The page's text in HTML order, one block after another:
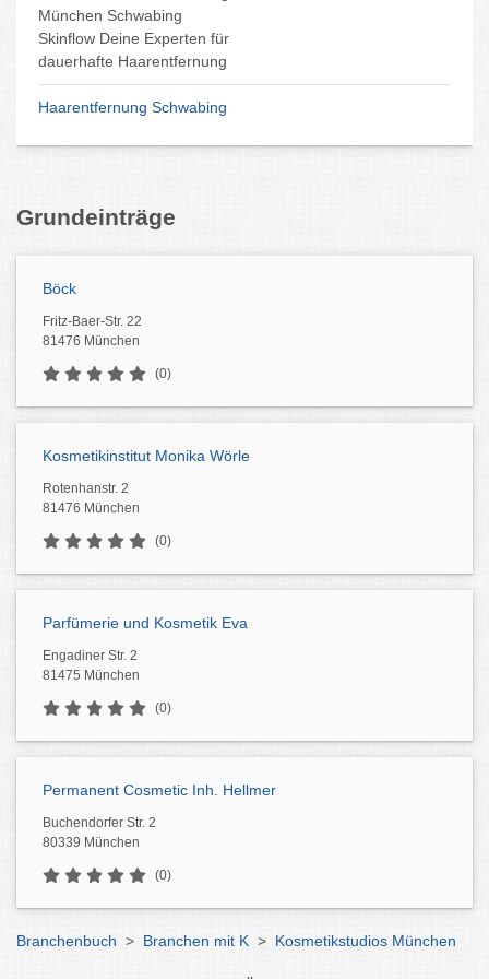
seit 2001 spezialisiert auf
Anti-Aging & Kosmetik
in Nymphenburg-Neuhausen
Anti-Aging & Kosmetik München
Grundeinträge
Böck
Fritz-Baer-Str. 22
81476 München
(0)
Kosmetikinstitut Monika Wörle
Rotenhanstr. 2
81476 München
(0)
Parfümerie und Kosmetik Eva
Engadiner Str. 2
81475 München
(0)
Permanent Cosmetic Inh. Hellmer
Buchendorfer Str. 2
80339 München
(0)
Branchenbuch > Branchen mit K > Kosmetikstudios München